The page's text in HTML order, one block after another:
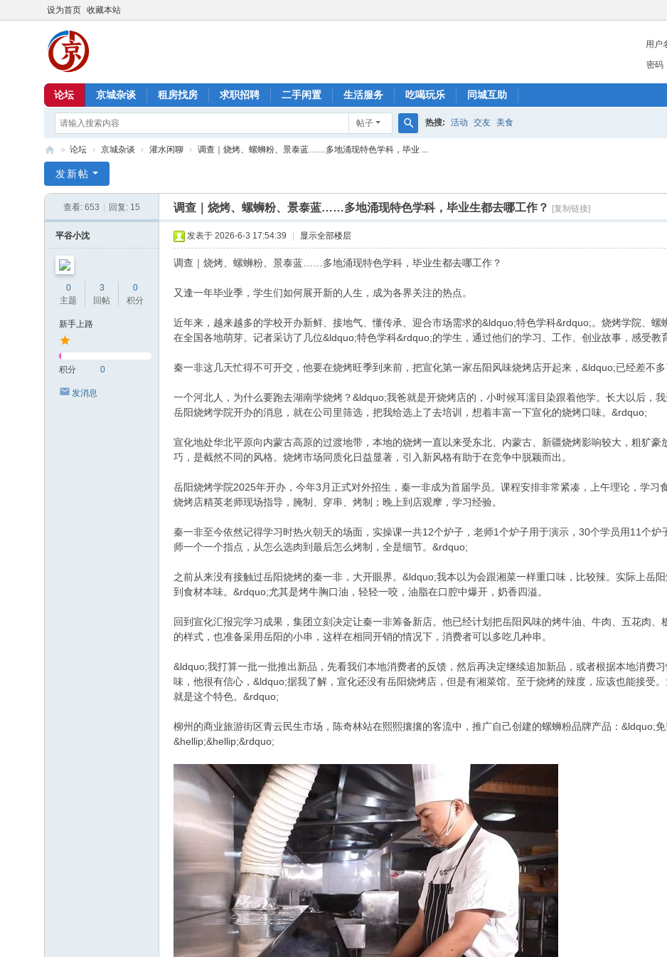
设为首页 收藏本站
用户
密码
论坛 京城杂谈 租房找房 求职招聘 二手闲置 生活服务 吃喝玩乐 同城互助
帖子
搜
热搜: 活动 交友 美食
京
» 论坛 › 京城杂谈 › 灌水闲聊 › 调查｜烧烤、螺蛳粉、景泰蓝……多地涌现特色学科，毕业 ...
发新帖
查看: 653 回复: 15 调查｜烧烤、螺蛳粉、景泰蓝……多地涌现特色学科，毕业生都去哪工作？ [复制链接]
平谷小沈
0
主题
3
回帖
0
积分
新手上路
积分 0
发消息
发表于 2026-6-3 17:54:39 显示全部楼层
调查｜烧烤、螺蛳粉、景泰蓝……多地涌现特色学科，毕业生都去哪工作？
又逢一年毕业季，学生们如何展开新的人生，成为各界关注的热点。
近年来，越来越多的学校开办新鲜、接地气、懂传承、迎合市场需求的&ldquo;特色学科&rdquo;。烧烤学院、
在全国各地萌芽。记者采访了几位&ldquo;特色学科&rdquo;的学生，通过他们的学习、工作、创业故事，感受教
秦一非这几天忙得不可开交，他要在烧烤旺季到来前，把宣化第一家岳阳风味烧烤店开起来，&ldquo;已经差不多
一个河北人，为什么要跑去湖南学烧烤？&ldquo;我爸就是开烧烤店的，小时候耳濡目染跟着他学。长大以后，
岳阳烧烤学院开办的消息，就在公司里筛选，把我给选上了去培训，想着丰富一下宣化的烧烤口味。&rdquo;
宣化地处华北平原向内蒙古高原的过渡地带，本地的烧烤一直以来受东北、内蒙古、新疆烧烤影响较大，粗犷
巧，是截然不同的风格。烧烤市场同质化日益显著，引入新风格有助于在竞争中脱颖而出。
岳阳烧烤学院2025年开办，今年3月正式对外招生，秦一非成为首届学员。课程安排非常紧凑，上午理论，学习
烧烤店精英老师现场指导，腌制、穿串、烤制；晚上到店观摩，学习经验。
秦一非至今依然记得学习时热火朝天的场面，实操课一共12个炉子，老师1个炉子用于演示，30个学员用11个
师一个一个指点，从怎么选肉到最后怎么烤制，全是细节。&rdquo;
之前从来没有接触过岳阳烧烤的秦一非，大开眼界。&ldquo;我本以为会跟湘菜一样重口味，比较辣。实际上岳
到食材本味。&rdquo;尤其是烤牛胸口油，轻轻一咬，油脂在口腔中爆开，奶香四溢。
回到宣化汇报完学习成果，集团立刻决定让秦一非筹备新店。他已经计划把岳阳风味的烤牛油、牛肉、五花肉
的样式，也准备采用岳阳的小串，这样在相同开销的情况下，消费者可以多吃几种串。
&ldquo;我打算一批一批推出新品，先看我们本地消费者的反馈，然后再决定继续追加新品，或者根据本地消费
味，他很有信心，&ldquo;据我了解，宣化还没有岳阳烧烤店，但是有湘菜馆。至于烧烤的辣度，应该也能接受
就是这个特色。&rdquo;
柳州的商业旅游街区青云民生市场，陈奇林站在熙熙攘攘的客流中，推广自己创建的螺蛳粉品牌产品：&ldquo;
&hellip;&hellip;&rdquo;